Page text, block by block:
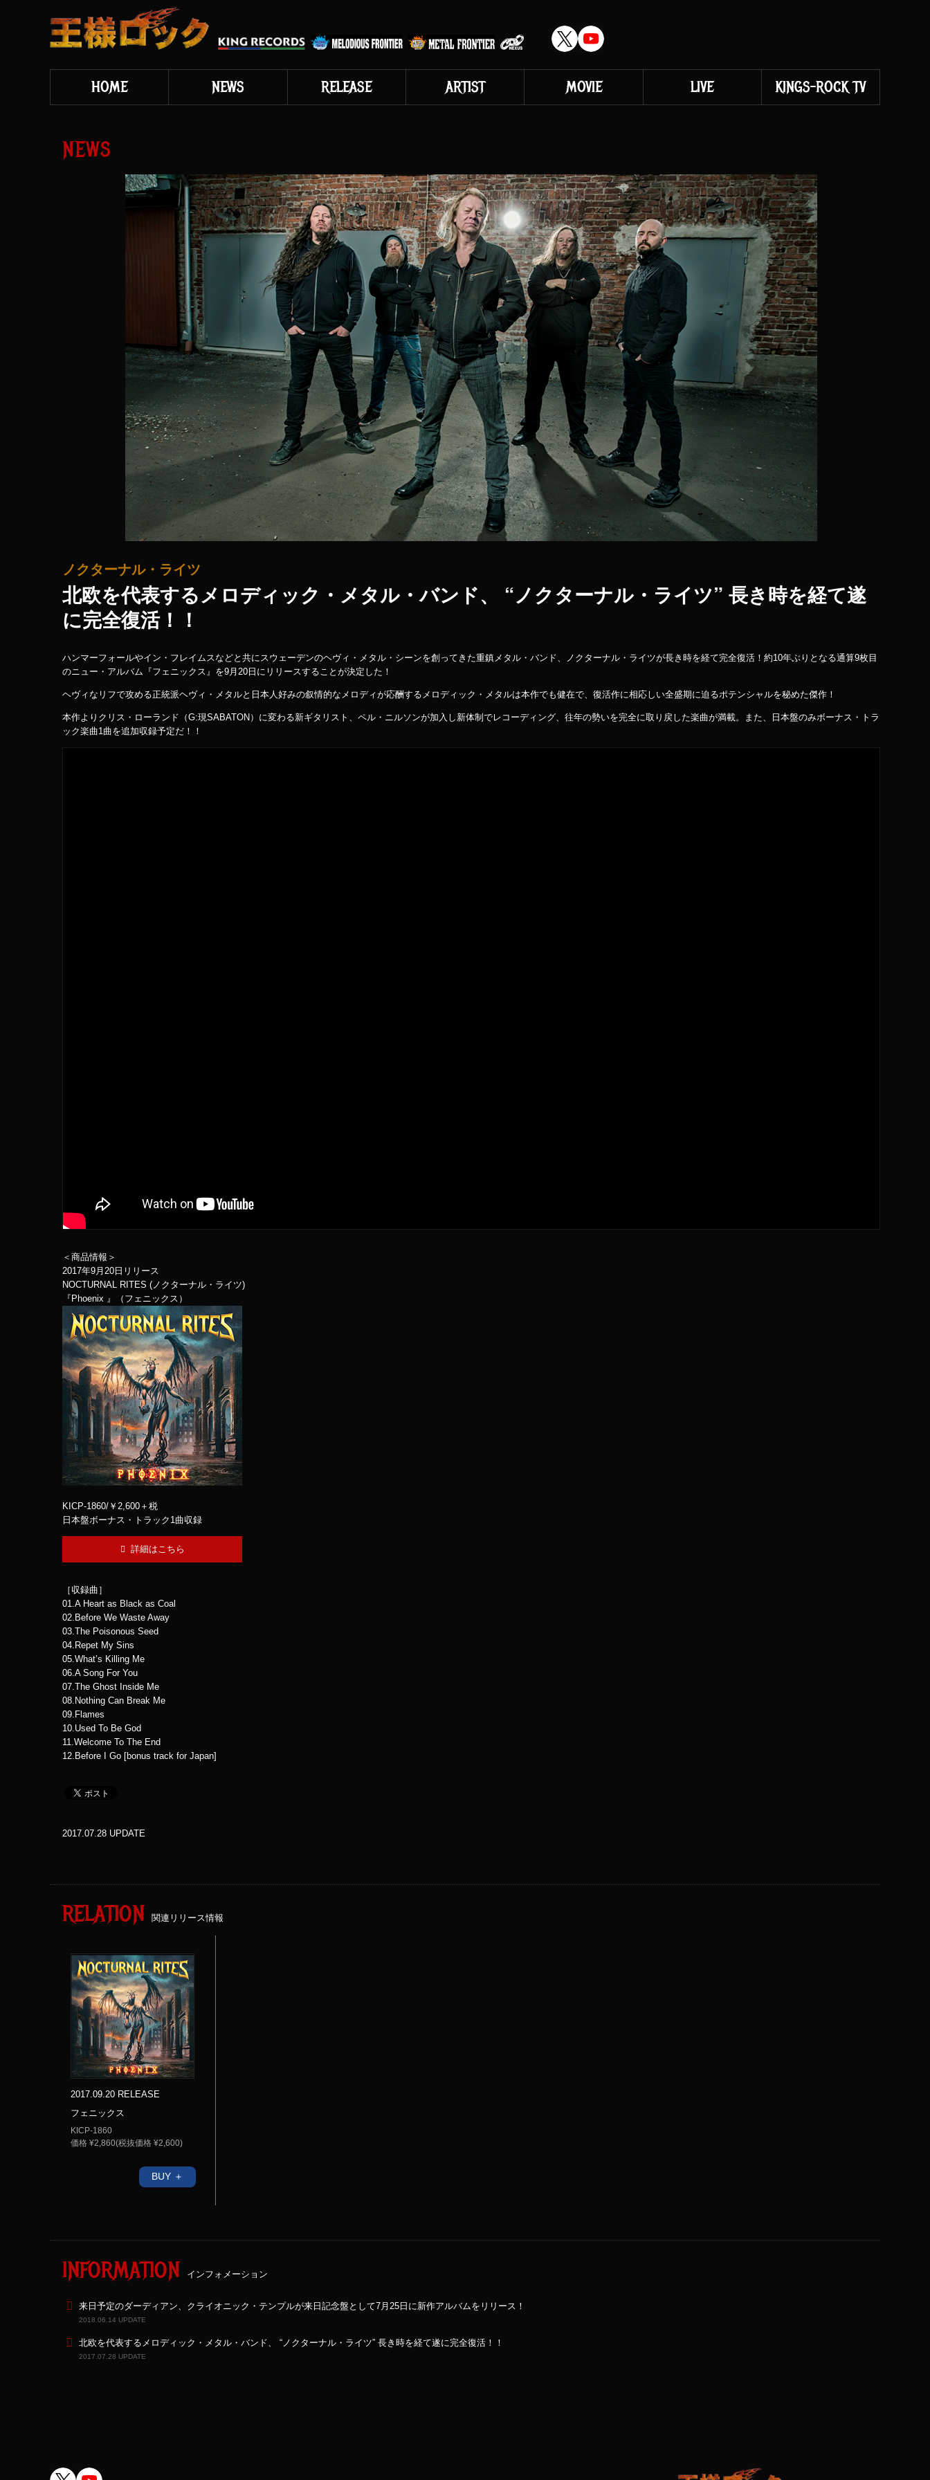
HOME NEWS RELEASE ARTIST MOVIE LIVE KINGS-ROCK TV
NEWS
ノクターナル・ライツ
北欧を代表するメロディック・メタル・バンド、 “ノクターナル・ライツ” 長き時を経て遂
に完全復活！！
ハンマーフォールやイン・フレイムスなどと共にスウェーデンのヘヴィ・メタル・シーンを創ってきた重鎮メタル・バンド、ノクターナル・ライツが長き時を経て完全復活！約10年ぶりとなる通算9枚目
のニュー・アルバム『フェニックス』を9月20日にリリースすることが決定した！
ヘヴィなリフで攻める正統派ヘヴィ・メタルと日本人好みの叙情的なメロディが応酬するメロディック・メタルは本作でも健在で、復活作に相応しい全盛期に迫るポテンシャルを秘めた傑作！
本作よりクリス・ローランド（G:現SABATON）に変わる新ギタリスト、ペル・ニルソンが加入し新体制でレコーディング、往年の勢いを完全に取り戻した楽曲が満載。また、日本盤のみボーナス・トラ
ック楽曲1曲を追加収録予定だ！！
＜商品情報＞
2017年9月20日リリース
NOCTURNAL RITES (ノクターナル・ライツ)
『Phoenix 』（フェニックス）
KICP-1860/￥2,600＋税
日本盤ボーナス・トラック1曲収録
詳細はこちら
［収録曲］
01.A Heart as Black as Coal
02.Before We Waste Away
03.The Poisonous Seed
04.Repet My Sins
05.What’s Killing Me
06.A Song For You
07.The Ghost Inside Me
08.Nothing Can Break Me
09.Flames
10.Used To Be God
11.Welcome To The End
12.Before I Go [bonus track for Japan]
2017.07.28 UPDATE
RELATION 関連リリース情報
2017.09.20 RELEASE
フェニックス
KICP-1860
価格 ¥2,860(税抜価格 ¥2,600)
BUY ＋
INFORMATION インフォメーション
来日予定のダーディアン、クライオニック・テンプルが来日記念盤として7月25日に新作アルバムをリリース！
2018.06.14 UPDATE
北欧を代表するメロディック・メタル・バンド、 “ノクターナル・ライツ” 長き時を経て遂に完全復活！！
2017.07.28 UPDATE